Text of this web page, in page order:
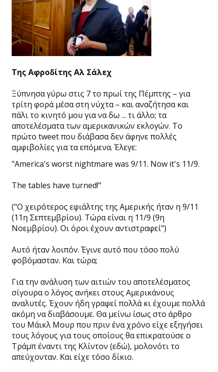
Κτίσματα
Τέχνες & Πολιτισμός
Βίντεο - Αρχείο FAZ
ΤΟ ΒΉΜΑ ΤΗΣ ΑΙΓΙΑΛΕΊΑΣ
ΕΠΙΚΟΙΝΩΝΊΑ
Tης Αφροδίτης Αλ Σάλεχ
Ξύπνησα γύρω στις 7 το πρωί της Πέμπτης – για
τρίτη φορά μέσα στη νύχτα – και αναζήτησα και
πάλι το κινητό μου για να δω ... τι άλλο; τα
αποτελέσματα των αμερικανικών εκλογών. Το
πρώτο tweet που διάβασα δεν άφηνε πολλές
αμφιβολίες για τα επόμενα. Έλεγε:
"America's worst nightmare was 9/11. Now it's 11/9.
The tables have turned!"
("Ο χειρότερος εφιάλτης της Αμερικής ήταν η 9/11
(11η Σεπτεμβρίου). Τώρα είναι η 11/9 (9η
Νοεμβρίου). Οι όροι έχουν αντιστραφεί")
Αυτό ήταν λοιπόν. Έγινε αυτό που τόσο πολύ
φοβόμασταν. Και τώρα;
Για την ανάλυση των αιτιών του αποτελέσματος
σίγουρα ο λόγος ανήκει στους Αμερικάνους
αναλυτές. Έχουν ήδη γραφεί πολλά κι έχουμε πολλά
ακόμη να διαβάσουμε. Θα μείνω ίσως στο άρθρο
του Μάικλ Μουρ που πριν ένα χρόνο είχε εξηγήσει
τους λόγους για τους οποίους θα επικρατούσε ο
Τράμπ έναντι της Κλίντον (εδώ), μολονότι το
απεύχονταν. Και είχε τόσο δίκιο.